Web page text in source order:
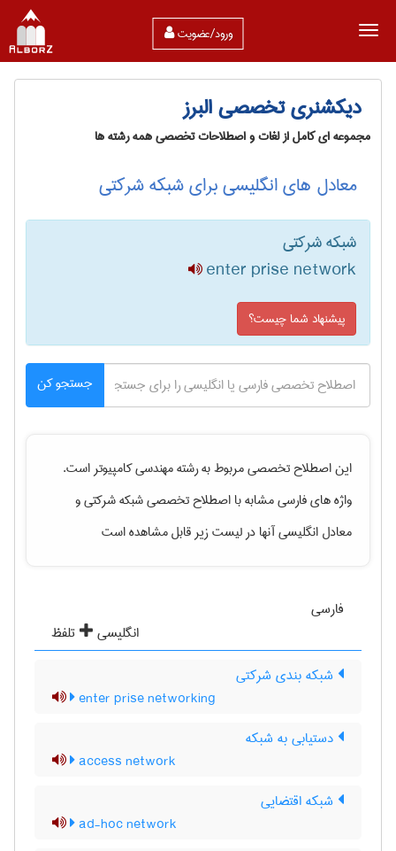
ورود/عضویت
دیکشنری تخصصی البرز
مجموعه ای کامل از لغات و اصطلاحات تخصصی همه رشته ها
معادل های انگلیسی برای شبکه شرکتی
شبکه شرکتی
enter prise network
پیشنهاد شما چیست؟
جستجو کن
این اصطلاح تخصصی مربوط به رشتهمهندسی كامپيوتراست.
واژه های فارسی مشابه با اصطلاح تخصصیشبکه شرکتیو
معادل انگلیسی آنها در لیست زیر قابل مشاهده است
فارسی
انگلیسی
تلفظ
شبکه بندی شرکتی
enter prise networking
دستیابی به شبکه
access network
شبکه اقتضایی
ad-hoc network